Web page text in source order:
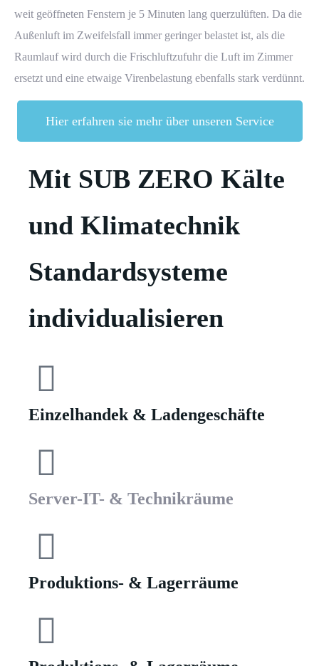
weit geöffneten Fenstern je 5 Minuten lang querzulüften. Da die
Außenluft im Zweifelsfall immer geringer belastet ist, als die
Raumlauf wird durch die Frischluftzufuhr die Luft im Zimmer
ersetzt und eine etwaige Virenbelastung ebenfalls stark verdünnt.
Hier erfahren sie mehr über unseren Service
Mit SUB ZERO Kälte
und Klimatechnik
Standardsysteme
individualisieren
Einzelhandek & Ladengeschäfte
Server-IT- & Technikräume
Produktions- & Lagerräume